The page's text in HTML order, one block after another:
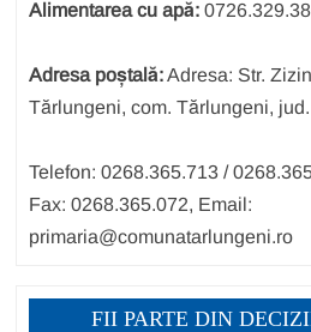
Alimentarea cu apă:
Adresa poștală:Adresa: Str.
Tărlungeni, com. Tărlungeni,
Telefon: 0268.365.713 /
Fax: 0268.365.072, Email:
primaria@comunatarlungeni.ro
FII PARTE DIN